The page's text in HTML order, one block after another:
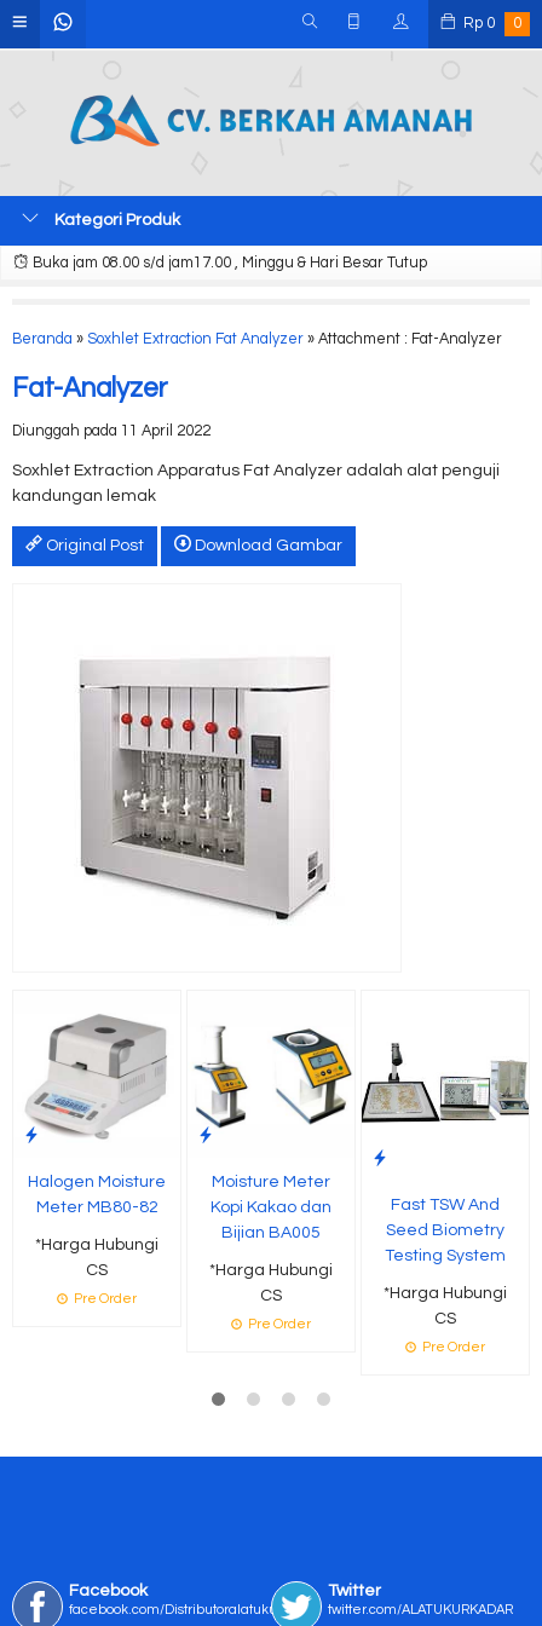
Rp 0 0
Kategori Produk
Buka jam 08.00 s/d jam17.00 , Minggu & Hari Besar Tutup
Beranda » Soxhlet Extraction Fat Analyzer » Attachment : Fat-Analyzer
Fat-Analyzer
Diunggah pada 11 April 2022
Soxhlet Extraction Apparatus Fat Analyzer adalah alat penguji
kandungan lemak
Original Post Download Gambar
Halogen Moisture
Meter MB80-82
*Harga Hubungi
CS
Pre Order
Moisture Meter
Kopi Kakao dan
Bijian BA005
*Harga Hubungi
CS
Pre Order
Fast TSW And
Seed Biometry
Testing System
*Harga Hubungi
CS
Pre Order
Facebook
facebook.com/Distributoralatukur
Twitter
twitter.com/ALATUKURKADAR